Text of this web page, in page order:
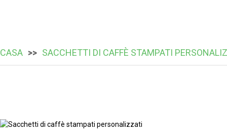
CASA SACCHETTI DI CAFFÈ STAMPATI